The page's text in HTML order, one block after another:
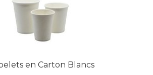
en Carton Blancs